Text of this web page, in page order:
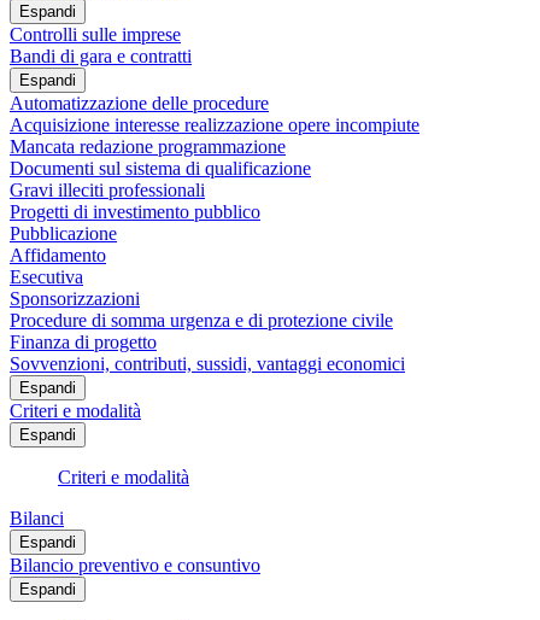
Espandi
Controlli sulle imprese
Bandi di gara e contratti
Espandi
Automatizzazione delle procedure
Acquisizione interesse realizzazione opere incompiute
Mancata redazione programmazione
Documenti sul sistema di qualificazione
Gravi illeciti professionali
Progetti di investimento pubblico
Pubblicazione
Affidamento
Esecutiva
Sponsorizzazioni
Procedure di somma urgenza e di protezione civile
Finanza di progetto
Sovvenzioni, contributi, sussidi, vantaggi economici
Espandi
Criteri e modalità
Espandi
Criteri e modalità
Bilanci
Espandi
Bilancio preventivo e consuntivo
Espandi